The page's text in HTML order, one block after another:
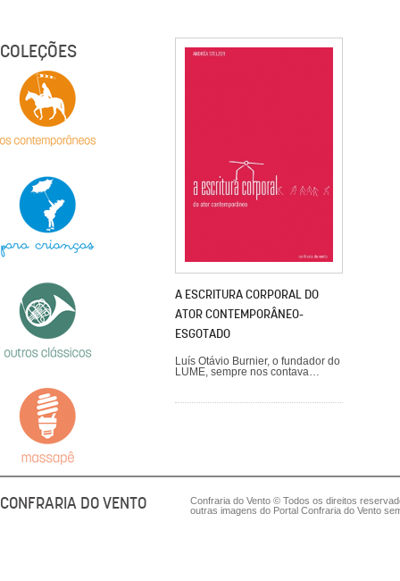
COLEÇÕES
A ESCRITURA CORPORAL DO
ATOR CONTEMPORÂNEO-
ESGOTADO
Luís Otávio Burnier, o fundador do
LUME, sempre nos contava…
CONFRARIA DO VENTO
Confraria do Vento © Todos os direitos
outras imagens do Portal Confraria do Vento